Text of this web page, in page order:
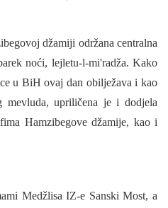
džamiji održana centralna
noći, lejletu-l-mi'radža. Kako
u BiH ovaj dan obilježava i kao
mevluda, upriličena je i dodjela
Hamzibegove džamije, kao i
Medžlisa IZ-e Sanski Most, a